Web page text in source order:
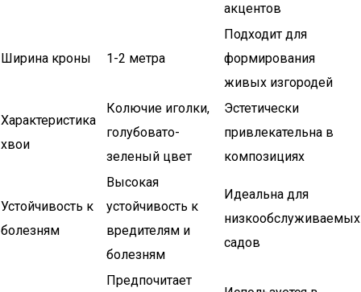
акцентов
Ширина кроны 1-2 метра
Подходит для
формирования
живых изгородей
Характеристика
хвои
Колючие иголки,
голубовато-
зеленый цвет
Эстетически
привлекательна в
композициях
Устойчивость к
болезням
Высокая
устойчивость к
вредителям и
болезням
Идеальна для
низкообслуживаемых
садов
Предпочитает